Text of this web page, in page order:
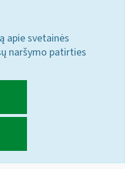
apie svetainės
naršymo patirties